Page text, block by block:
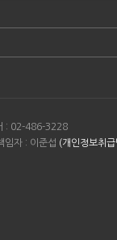
: 02-486-3228
자 : 이준섭 (개인정보취